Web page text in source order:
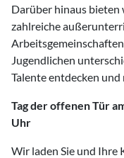
Darüber hinaus bieten
zahlreiche
Jugendlichen
Talente entdecken
Tag der offenen Tür
Uhr
Wir laden Sie und Ihre